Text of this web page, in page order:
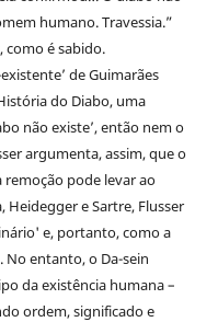
humano. Travessia.”
como é sabido.
de Guimarães
do Diabo, uma
não existe’, então nem o
argumenta, assim, que o
remoção pode levar ao
Heidegger e Sartre, Flusser
e, portanto, como a
No entanto, o Da-sein
da existência humana –
ordem, significado e